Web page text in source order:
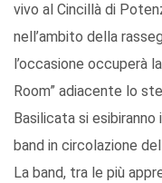
vivo al Cincillà di
nell’ambito della
l’occasione occuperà
Room” adiacente lo
Basilicata si
band in circolazione
La band, tra le più